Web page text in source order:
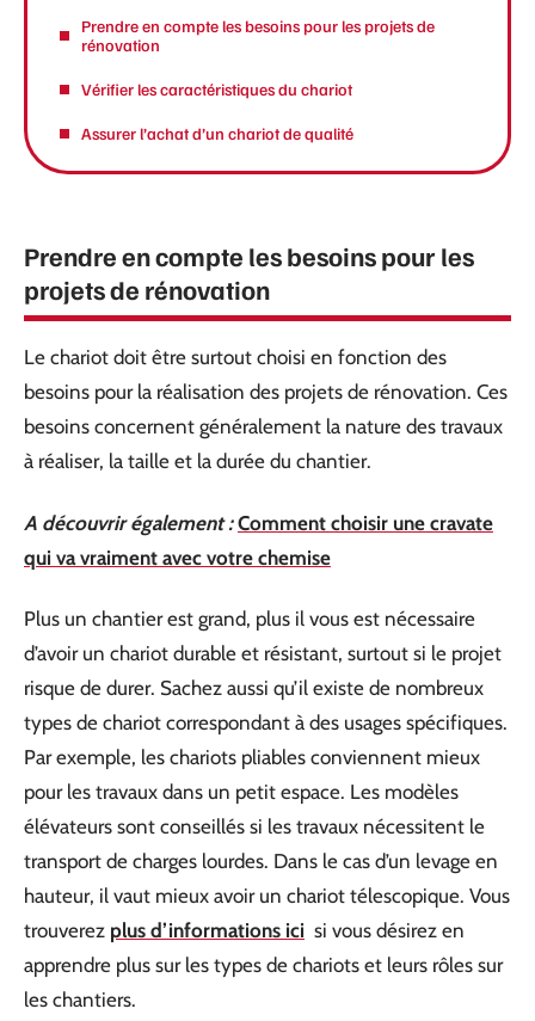
Prendre en compte les besoins pour les projets de
rénovation
Vérifier les caractéristiques du chariot
Assurer l’achat d’un chariot de qualité
Prendre en compte les besoins pour les
projets de rénovation
Le chariot doit être surtout choisi en fonction des
besoins pour la réalisation des projets de rénovation. Ces
besoins concernent généralement la nature des travaux
à réaliser, la taille et la durée du chantier.
A découvrir également : Comment choisir une cravate
qui va vraiment avec votre chemise
Plus un chantier est grand, plus il vous est nécessaire
d’avoir un chariot durable et résistant, surtout si le projet
risque de durer. Sachez aussi qu’il existe de nombreux
types de chariot correspondant à des usages spécifiques.
Par exemple, les chariots pliables conviennent mieux
pour les travaux dans un petit espace. Les modèles
élévateurs sont conseillés si les travaux nécessitent le
transport de charges lourdes. Dans le cas d’un levage en
hauteur, il vaut mieux avoir un chariot télescopique. Vous
trouverez plus d’informations ici si vous désirez en
apprendre plus sur les types de chariots et leurs rôles sur
les chantiers.